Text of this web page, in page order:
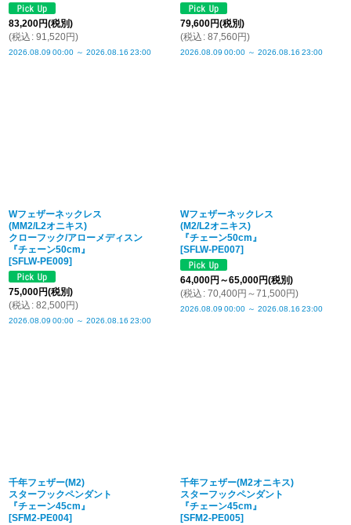
83,200円(税別)
(税込 : 91,520円)
2026.08.09 00:00 ～ 2026.08.16 23:00
79,600円(税別)
(税込 : 87,560円)
2026.08.09 00:00 ～ 2026.08.16 23:00
Wフェザーネックレス
(MM2/L2オニキス)
クローフック/アローメディスン
『チェーン50cm』
[SFLW-PE009]
75,000円(税別)
(税込 : 82,500円)
2026.08.09 00:00 ～ 2026.08.16 23:00
Wフェザーネックレス
(M2/L2オニキス)
『チェーン50cm』
[SFLW-PE007]
64,000円 ～65,000円(税別)
(税込 : 70,400円 ～71,500円)
2026.08.09 00:00 ～ 2026.08.16 23:00
千年フェザー(M2)
スターフックペンダント
『チェーン45cm』
[SFM2-PE004]
千年フェザー(M2オニキス)
スターフックペンダント
『チェーン45cm』
[SFM2-PE005]